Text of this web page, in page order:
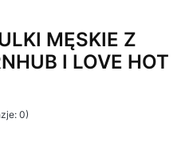
MĘSKIE Z
I LOVE HOT
0)